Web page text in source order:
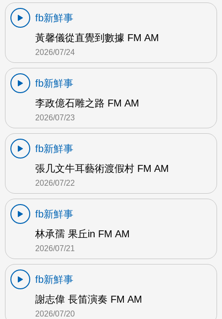
fb新鮮事
黃馨儀從直覺到數據 FM AM
2026/07/24
fb新鮮事
李政億石雕之路 FM AM
2026/07/23
fb新鮮事
張几文牛耳藝術渡假村 FM AM
2026/07/22
fb新鮮事
林承孺 果丘in FM AM
2026/07/21
fb新鮮事
謝志偉 長笛演奏 FM AM
2026/07/20